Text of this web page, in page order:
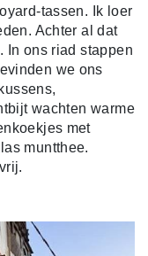
tassen. Ik loer
Achter al dat
In ons riad stappen
we ons
wachten warme
met
muntthee.